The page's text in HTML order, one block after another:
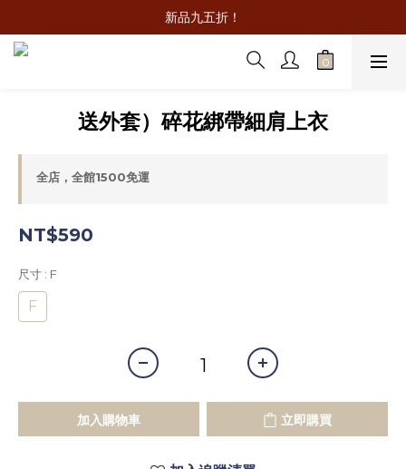
新品九五折！
送外套）碎花綁帶細肩上衣
全店，全館1500免運
NT$590
尺寸 : F
F
加入購物車 立即購買